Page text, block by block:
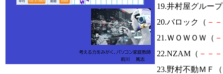
19.井村屋グルー
20.バロック（ － －
21.ＷＯＷＯＷ（ －
22.NZAM（ － － －
23.野村不動ＭＦ（